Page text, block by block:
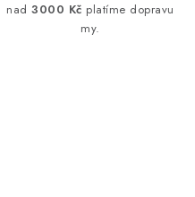
nad3000 Kč platíme dopravu
my.